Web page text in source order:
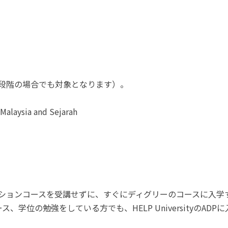
の場合でも対象となります）。
and Sejarah
ンコースを受講せずに、すぐにディグリーのコースに入学
、学位の勉強をしている方でも、HELP UniversityのADP